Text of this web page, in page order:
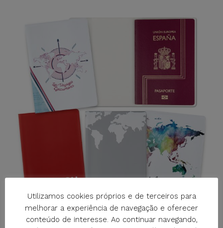
M-131C CAPA PARA PASSAPORTES
Utilizamos cookies próprios e de terceiros para
melhorar a experiência de navegação e oferecer
conteúdo de interesse. Ao continuar navegando,